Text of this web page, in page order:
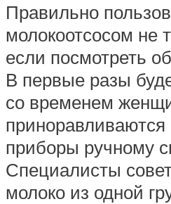
Правильно
молокоотсосом не
если посмотреть
В первые разы
со временем
приборы ручному
Специалисты
молоко из одной